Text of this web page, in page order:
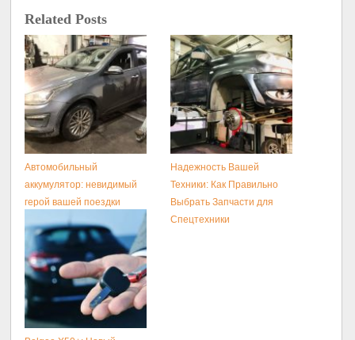
Related Posts
Автомобильный
аккумулятор: невидимый
герой вашей поездки
Надежность Вашей
Техники: Как Правильно
Выбрать Запчасти для
Спецтехники